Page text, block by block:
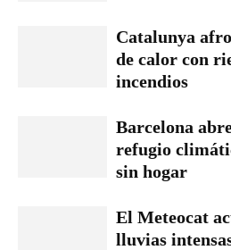
Catalunya
de calor con
incendios
Barcelona
refugio
sin hogar
El Meteocat
lluvias